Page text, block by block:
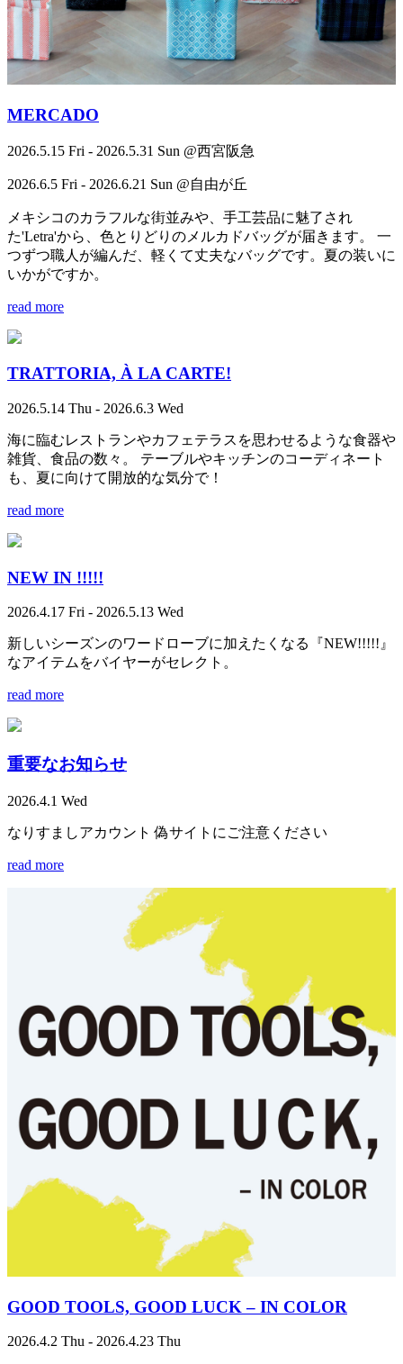
MERCADO
2026.5.15 Fri - 2026.5.31 Sun @西宮阪急
2026.6.5 Fri - 2026.6.21 Sun @自由が丘
メキシコのカラフルな街並みや、手工芸品に魅了され
た'Letra'から、色とりどりのメルカドバッグが届きます。 一
つずつ職人が編んだ、軽くて丈夫なバッグです。夏の装いに
いかがですか。
read more
TRATTORIA, À LA CARTE!
2026.5.14 Thu - 2026.6.3 Wed
海に臨むレストランやカフェテラスを思わせるような食器や
雑貨、食品の数々。 テーブルやキッチンのコーディネート
も、夏に向けて開放的な気分で！
read more
NEW IN !!!!!
2026.4.17 Fri - 2026.5.13 Wed
新しいシーズンのワードローブに加えたくなる『NEW!!!!!』
なアイテムをバイヤーがセレクト。
read more
重要なお知らせ
2026.4.1 Wed
なりすましアカウント 偽サイトにご注意ください
read more
GOOD TOOLS, GOOD LUCK – IN COLOR
2026.4.2 Thu - 2026.4.23 Thu